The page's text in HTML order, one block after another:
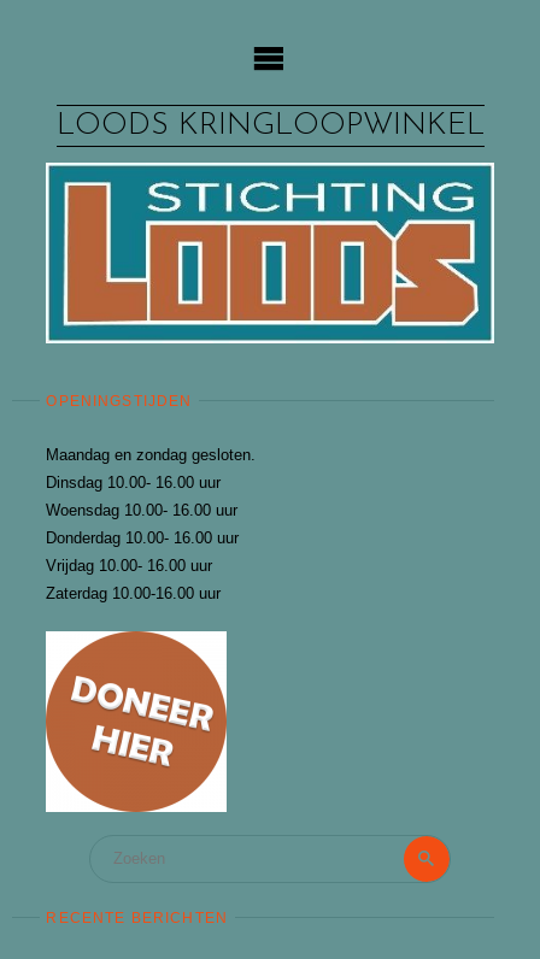
LOODS KRINGLOOPWINKEL
OPENINGSTIJDEN
Maandag en zondag gesloten.
Dinsdag 10.00- 16.00 uur
Woensdag 10.00- 16.00 uur
Donderdag 10.00- 16.00 uur
Vrijdag 10.00- 16.00 uur
Zaterdag 10.00-16.00 uur
Zoeken
RECENTE BERICHTEN